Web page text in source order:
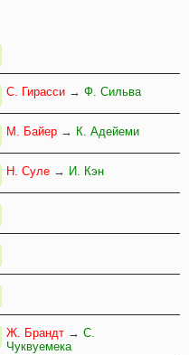
С. Гирасси → Ф. Сильва
М. Байер → К. Адейеми
Н. Суле → И. Кэн
Ж. Брандт → C.
Чуквуемека